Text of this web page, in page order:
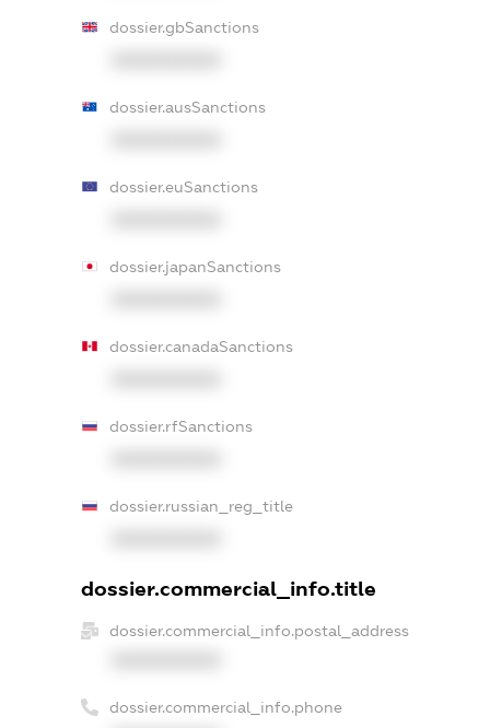
dossier.gbSanctions
dossier.ausSanctions
dossier.euSanctions
dossier.japanSanctions
dossier.canadaSanctions
dossier.rfSanctions
dossier.russian_reg_title
dossier.commercial_info.title
dossier.commercial_info.postal_address
dossier.commercial_info.phone